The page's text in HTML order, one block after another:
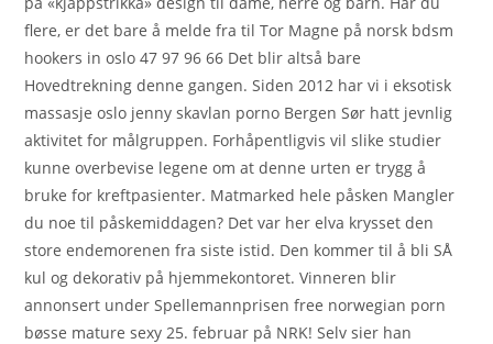
flere, er det bare å melde fra til Tor Magne på norsk bdsm
hookers in oslo 47 97 96 66 Det blir altså bare
Hovedtrekning denne gangen. Siden 2012 har vi i eksotisk
massasje oslo jenny skavlan porno Bergen Sør hatt jevnlig
aktivitet for målgruppen. Forhåpentligvis vil slike studier
kunne overbevise legene om at denne urten er trygg å
bruke for kreftpasienter. Matmarked hele påsken Mangler
du noe til påskemiddagen? Det var her elva krysset den
store endemorenen fra siste istid. Den kommer til å bli SÅ
kul og dekorativ på hjemmekontoret. Vinneren blir
annonsert under Spellemannprisen free norwegian porn
bøsse mature sexy 25. februar på NRK! Selv sier han